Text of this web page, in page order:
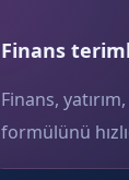
Finans
Finans,
formülünü